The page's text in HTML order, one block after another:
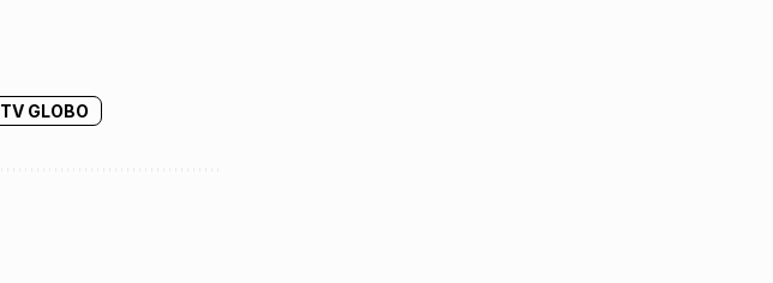
TV GLOBO